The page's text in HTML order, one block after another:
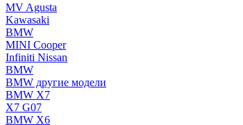
MV Agusta
Kawasaki
BMW
MINI Cooper
Infiniti Nissan
BMW
BMW другие модели
BMW X7
X7 G07
BMW X6